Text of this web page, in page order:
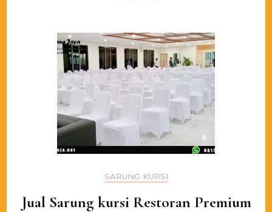
SARUNG KURSI
Jual Sarung kursi Restoran Premium